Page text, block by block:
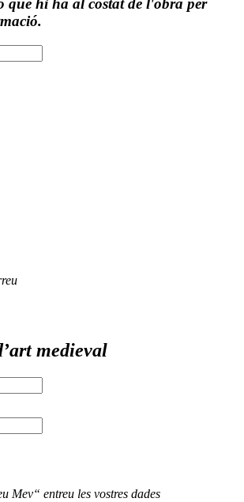
que hi ha al costat de l'obra per
medieval
Mev“ entreu les vostres dades